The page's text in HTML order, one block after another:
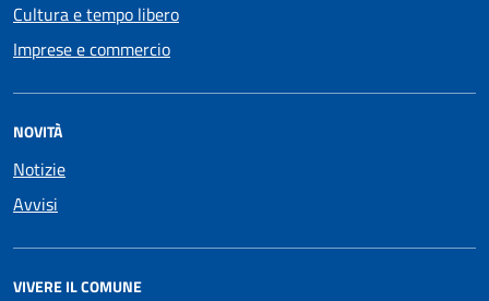
Cultura e tempo libero
Imprese e commercio
NOVITÀ
Notizie
Avvisi
VIVERE IL COMUNE